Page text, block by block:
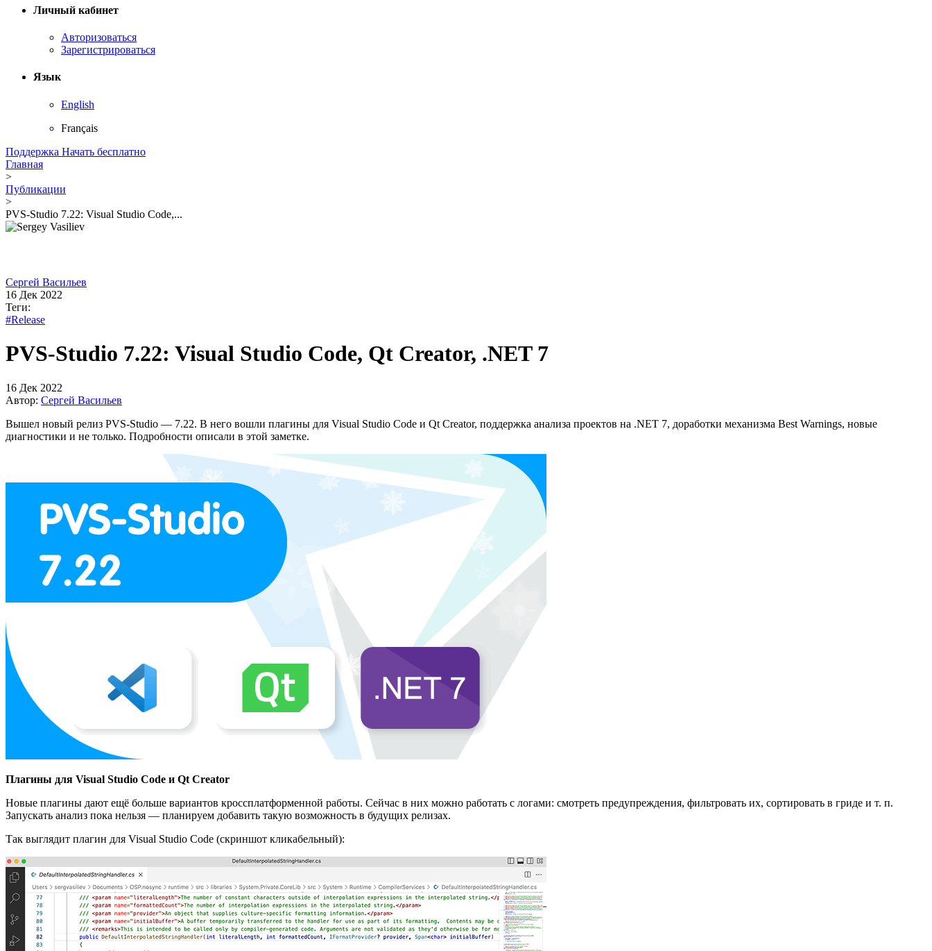
Личный кабинет
Авторизоваться
Зарегистрироваться
Язык
English
Français
Поддержка Начать бесплатно
Главная
>
Публикации
>
PVS-Studio 7.22: Visual Studio Code,...
Сергей Васильев
16 Дек 2022
Теги:
#Release
PVS-Studio 7.22: Visual Studio Code, Qt Creator, .NET 7
16 Дек 2022
Автор: Сергей Васильев
Вышел новый релиз PVS-Studio — 7.22. В него вошли плагины для Visual Studio Code и Qt Creator, поддержка анализа проектов на .NET 7, доработки механизма Best Warnings, новые
диагностики и не только. Подробности описали в этой заметке.
Плагины для Visual Studio Code и Qt Creator
Новые плагины дают ещё больше вариантов кроссплатформенной работы. Сейчас в них можно работать с логами: смотреть предупреждения, фильтровать их, сортировать в гриде и т. п.
Запускать анализ пока нельзя — планируем добавить такую возможность в будущих релизах.
Так выглядит плагин для Visual Studio Code (скриншот кликабельный):